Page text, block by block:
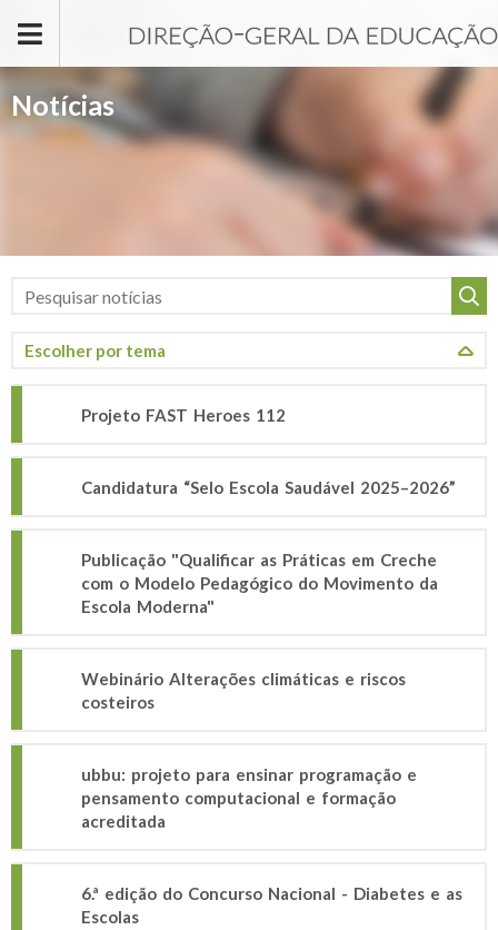
Notícias
Projeto FAST Heroes 112
Candidatura “Selo Escola Saudável 2025–2026”
Publicação "Qualificar as Práticas em Creche
com o Modelo Pedagógico do Movimento da
Escola Moderna"
Webinário Alterações climáticas e riscos
costeiros
ubbu: projeto para ensinar programação e
pensamento computacional e formação
acreditada
6.ª edição do Concurso Nacional - Diabetes e as
Escolas